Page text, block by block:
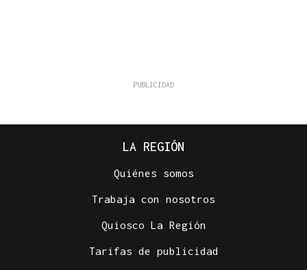
LA REGIÓN
Quiénes somos
Trabaja con nosotros
Quiosco La Región
Tarifas de publicidad